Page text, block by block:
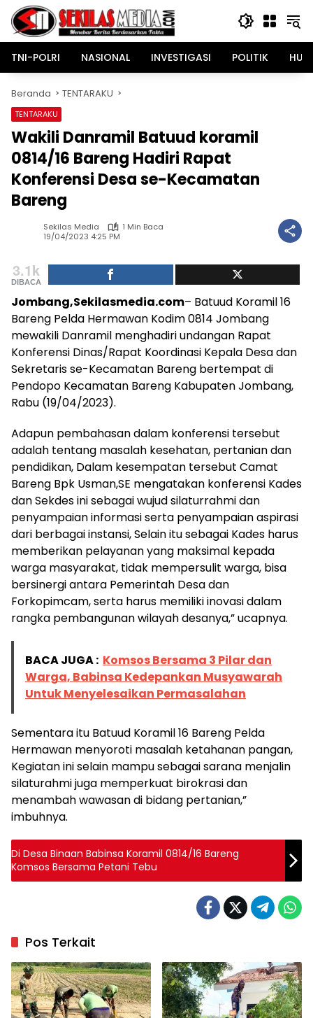
Langsung
konten
TNI-POLRI
NASIONAL INVESTIGASI POLITIK
Beranda TENTARAKU
TENTARAKU
Wakili Danramil Batuud koramil
0814/16 Bareng Hadiri Rapat
Konferensi Desa se-Kecamatan
Bareng
Sekilas Media
1 Min Baca
19/04/2023 4:25 PM
3.1k
DIBACA
Jombang,Sekilasmedia.com– Batuud Koramil 16
Bareng Pelda Hermawan Kodim 0814 Jombang
mewakili Danramil menghadiri undangan Rapat
Konferensi Dinas/Rapat Koordinasi Kepala Desa dan
Sekretaris se-Kecamatan Bareng bertempat di
Pendopo Kecamatan Bareng Kabupaten Jombang,
Rabu (19/04/2023).
Adapun pembahasan dalam konferensi tersebut
adalah tentang masalah kesehatan, pertanian dan
pendidikan, Dalam kesempatan tersebut Camat
Bareng Bpk Usman,SE mengatakan konferensi Kades
dan Sekdes ini sebagai wujud silaturrahmi dan
penyampaian informasi serta penyampaian aspirasi
dari berbagai instansi, Selain itu sebagai Kades harus
memberikan pelayanan yang maksimal kepada
warga masyarakat, tidak mempersulit warga, bisa
bersinergi antara Pemerintah Desa dan
Forkopimcam, serta harus memiliki inovasi dalam
rangka pembangunan wilayah desanya,” ucapnya.
BACA JUGA : Komsos Bersama 3 Pilar dan
Warga, Babinsa Kedepankan Musyawarah
Untuk Menyelesaikan Permasalahan
Sementara itu Batuud Koramil 16 Bareng Pelda
Hermawan menyoroti masalah ketahanan pangan,
Kegiatan ini selain mampu sebagai sarana menjalin
silaturahmi juga memperkuat birokrasi dan
menambah wawasan di bidang pertanian,”
imbuhnya.
Di Desa Binaan Babinsa Koramil 0814/16 Bareng
Komsos Bersama Petani Tebu
Pos Terkait